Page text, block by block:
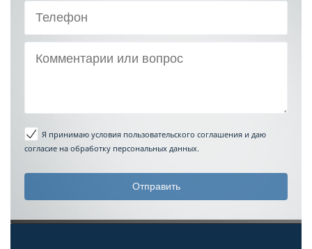
Я принимаю условия пользовательского соглашения и даю
согласие на обработку персональных данных.